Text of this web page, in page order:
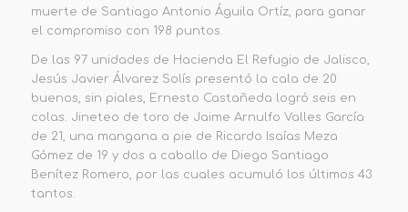
muerte de Santiago Antonio Águila Ortíz, para ganar
el compromiso con 198 puntos.
De las 97 unidades de Hacienda El Refugio de Jalisco,
Jesús Javier Álvarez Solís presentó la cala de 20
buenos, sin piales, Ernesto Castañeda logró seis en
colas. Jineteo de toro de Jaime Arnulfo Valles García
de 21, una mangana a pie de Ricardo Isaías Meza
Gómez de 19 y dos a caballo de Diego Santiago
Benítez Romero, por las cuales acumuló los últimos 43
tantos.